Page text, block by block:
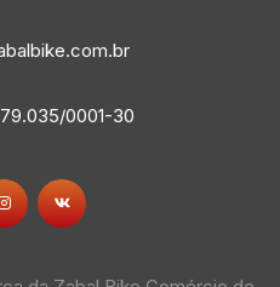
0001-30